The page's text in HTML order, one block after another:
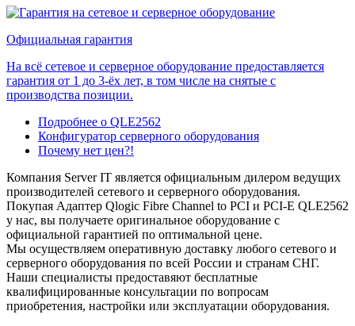
Официальная гарантия
На всё сетевое и серверное оборудование предоставляется
гарантия от 1 до 3-ёх лет, в том числе на снятые с
производства позиции.
Подробнее о QLE2562
Конфигуратор серверного оборудования
Почему нет цен?!
Компания Server IT является официальным дилером ведущих
производителей сетевого и серверного оборудования.
Покупая Адаптер Qlogic Fibre Channel to PCI и PCI-E QLE2562
у нас, вы получаете оригинальное оборудование с
официальной гарантией по оптимальной цене.
Мы осуществляем оперативную доставку любого сетевого и
серверного оборудования по всей России и странам СНГ.
Наши специалисты предоставяют бесплатные
квалифицированные консультации по вопросам
приобретения, настройки или эксплуатации оборудования.